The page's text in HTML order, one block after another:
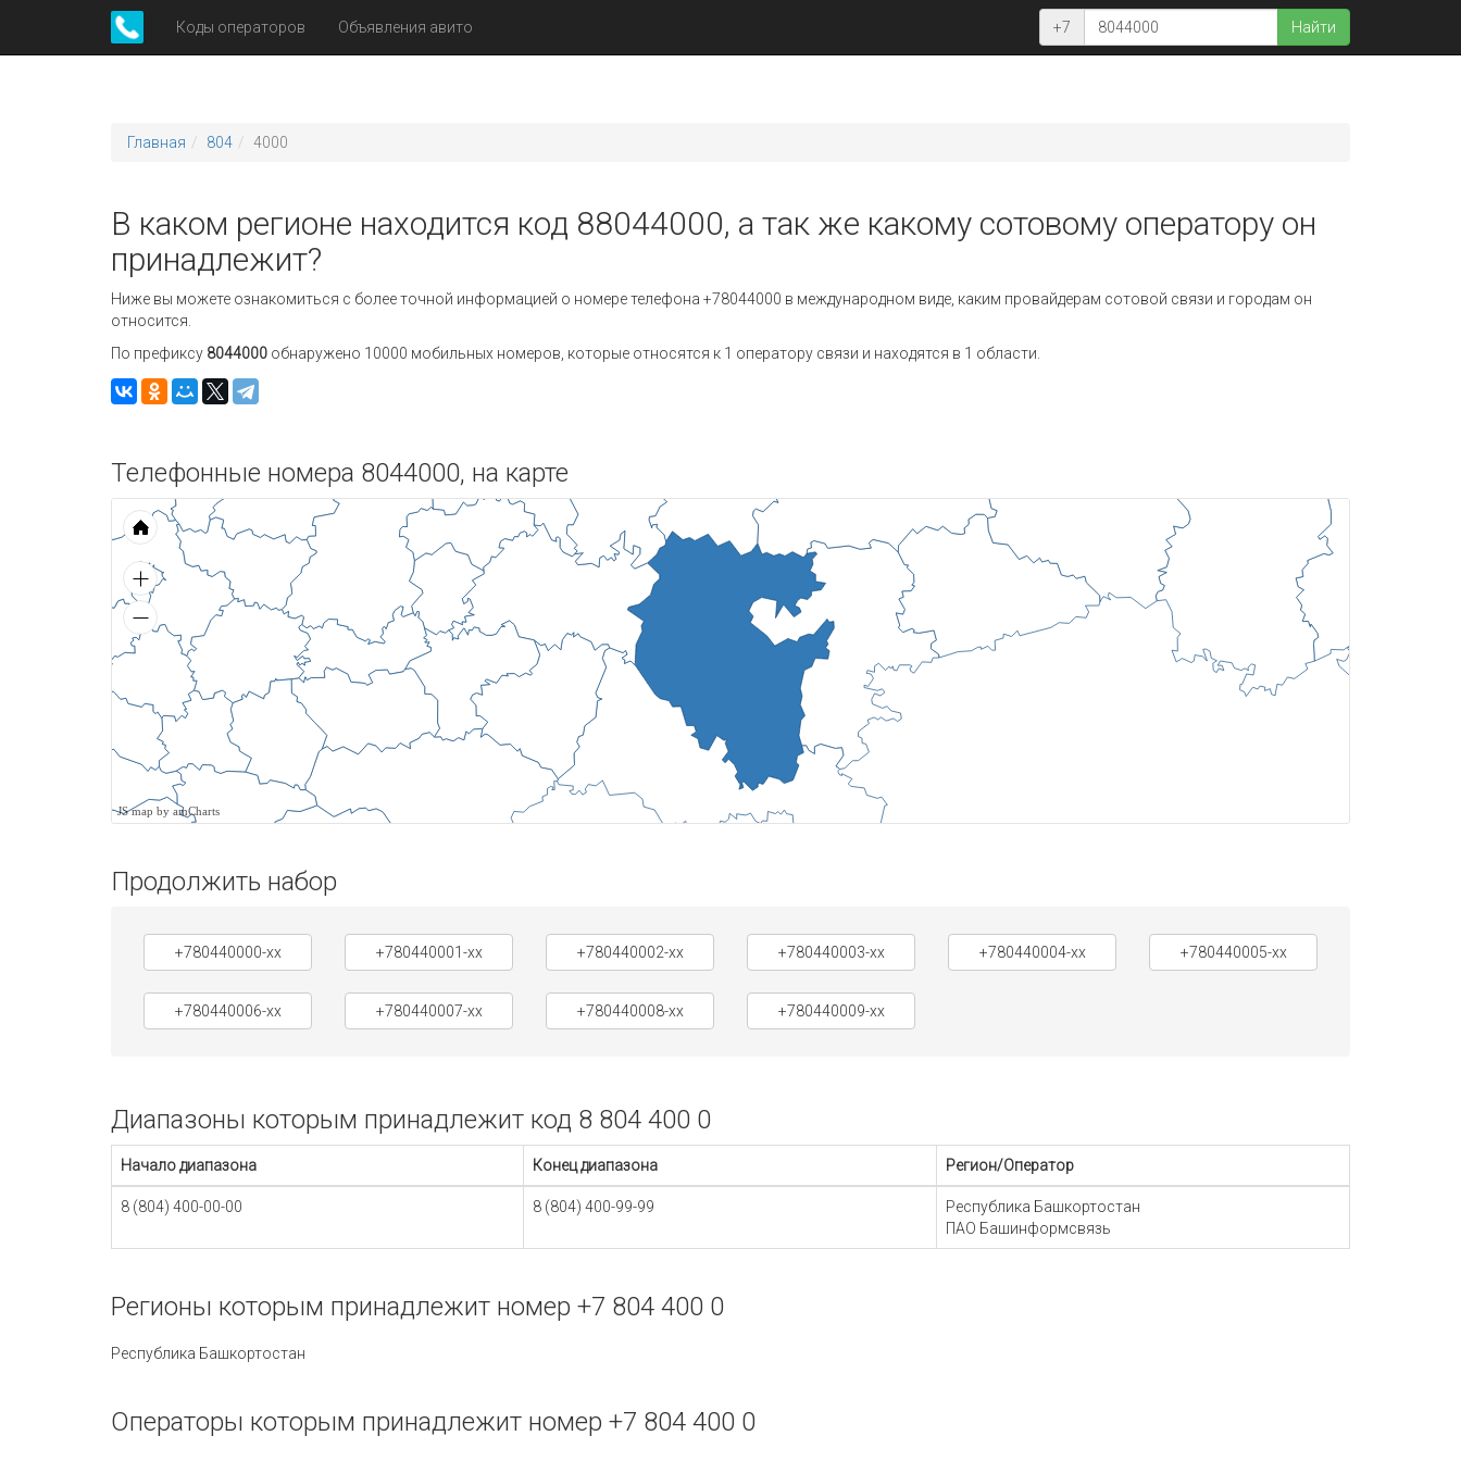
Коды операторов Объявления авито +7 Найти
Главная 804 4000
В каком регионе находится код 88044000, а так же какому сотовому оператору он
принадлежит?
Ниже вы можете ознакомиться с более точной информацией о номере телефона +78044000 в международном виде, каким провайдерам сотовой связи и городам он
относится.
По префиксу 8044000 обнаружено 10000 мобильных номеров, которые относятся к 1 оператору связи и находятся в 1 области.
Телефонные номера 8044000, на карте
JS map by amCharts
Продолжить набор
+780440000-xx +780440001-xx +780440002-xx +780440003-xx +780440004-xx +780440005-xx
+780440006-xx +780440007-xx +780440008-xx +780440009-xx
Диапазоны которым принадлежит код 8 804 400 0
Начало диапазона Конец диапазона Регион/Оператор
8 (804) 400-00-00 8 (804) 400-99-99
Республика Башкортостан
ПАО Башинформсвязь
Регионы которым принадлежит номер +7 804 400 0
Республика Башкортостан
Операторы которым принадлежит номер +7 804 400 0